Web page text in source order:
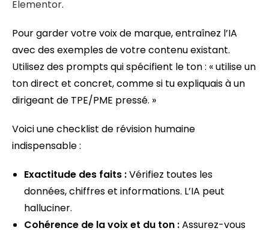
Elementor.
Pour garder votre voix de marque, entraînez l’IA
avec des exemples de votre contenu existant.
Utilisez des prompts qui spécifient le ton : « utilise un
ton direct et concret, comme si tu expliquais à un
dirigeant de TPE/PME pressé. »
Voici une checklist de révision humaine
indispensable :
Exactitude des faits :Vérifiez toutes les
données, chiffres et informations. L’IA peut
halluciner.
Cohérence de la voix et du ton :Assurez-vous